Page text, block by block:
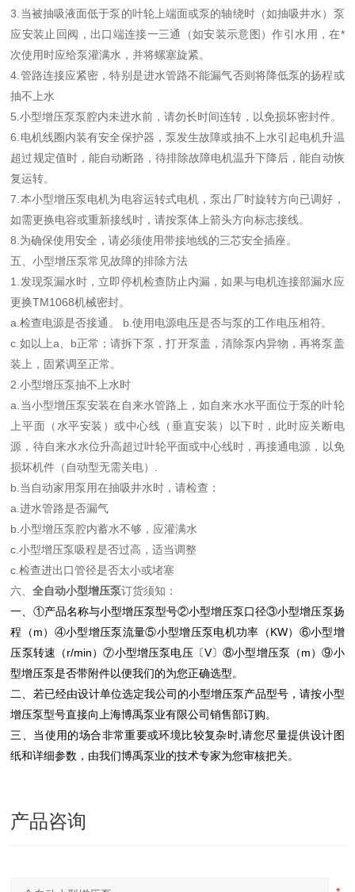
3.当被抽吸液面低于泵的叶轮上端面或泵的轴绕时（如抽吸井水）泵
应安装止回阀，出口端连接一三通（如安装示意图）作引水用，在*
次使用时应给泵灌满水，并将螺塞旋紧。
4.管路连接应紧密，特别是进水管路不能漏气否则将降低泵的扬程或
抽不上水
5.小型增压泵泵腔内未进水前，请勿长时间连转，以免损坏密封件。
6.电机线圈内装有安全保护器，泵发生故障或抽不上水引起电机升温
超过规定值时，能自动断路，待排除故障电机温升下降后，能自动恢
复运转。
7.本小型增压泵电机为电容运转式电机，泵出厂时旋转方向已调好，
如需更换电容或重新接线时，请按泵体上箭头方向标志接线。
8.为确保使用安全，请必须使用带接地线的三芯安全插座。
五、小型增压泵常见故障的排除方法
1.发现泵漏水时，立即停机检查防止内漏，如果与电机连接部漏水应
更换TM1068机械密封。
a.检查电源是否接通。 b.使用电源电压是否与泵的工作电压相符。
c.如以上a、b正常；请拆下泵，打开泵盖，清除泵内异物，再将泵盖
装上，固紧调至正常。
2.小型增压泵抽不上水时
a.当小型增压泵安装在自来水管路上，如自来水水平面位于泵的叶轮
上平面（水平安装）或中心线（垂直安装）以下时，此时应关断电
源，待自来水水位升高超过叶轮平面或中心线时，再接通电源，以免
损坏机件（自动型无需关电）.
b.当自动家用泵用在抽吸井水时，请检查：
a.进水管路是否漏气
b.小型增压泵腔内蓄水不够，应灌满水
c.小型增压泵吸程是否过高，适当调整
c.检查进出口管径是否太小或堵塞
六、全自动小型增压泵订货须知：
一、①产品名称与小型增压泵型号②小型增压泵口径③小型增压泵扬
程（m）④小型增压泵流量⑤小型增压泵电机功率（KW）⑥小型增
压泵转速（r/min）⑦小型增压泵电压〔V〕⑧小型增压泵 （m）⑨小
型增压泵是否带附件以便我们的为您正确选型。
二、若已经由设计单位选定我公司的小型增压泵产品型号，请按小型
增压泵型号直接向 上海博禹泵业有限公司销售部订购。
三、当使用的场合非常重要或环境比较复杂时,请您尽量提供设计图
纸和详细参数，由我们博禹泵业的技术专家为您审核把关。
产品咨询